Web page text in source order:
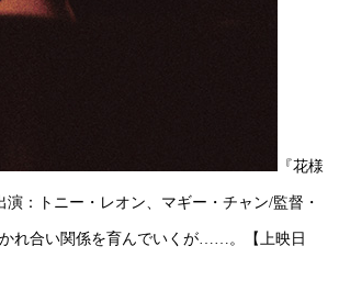
『花様
：トニー・レオン、マギー・チャン/監督・
れ合い関係を育んでいくが……。【上映日